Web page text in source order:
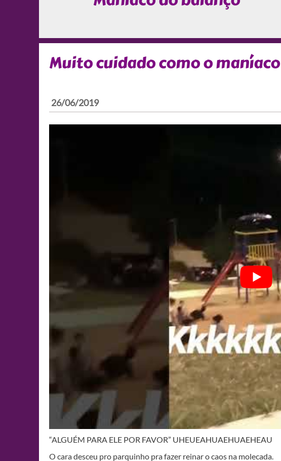
Muito cuidado como o
26/06/2019
“ALGUÉM PARA ELE POR FAVOR” UHEUEAHUAEHUAEHEAU
O cara desceu pro parquinho pra fazer reinar o caos na molecada.